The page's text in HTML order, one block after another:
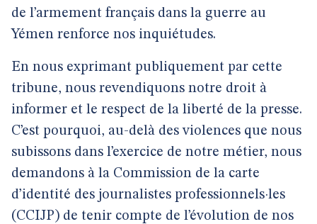
de l’armement français dans la guerre au
Yémen renforce nos inquiétudes.
En nous exprimant publiquement par cette
tribune, nous revendiquons notre droit à
informer et le respect de la liberté de la presse.
C’est pourquoi, au-delà des violences que nous
subissons dans l’exercice de notre métier, nous
demandons à la Commission de la carte
d’identité des journalistes professionnels·les
(CCIJP) de tenir compte de l’évolution de nos